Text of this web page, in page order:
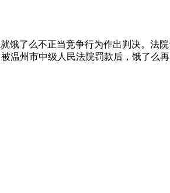
饿了么不正当竞争行为作出判决。法
温州市中级人民法院罚款后，饿了么